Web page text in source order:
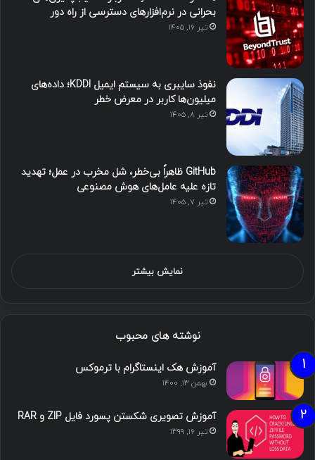
بحرانی در نرم‌افزارهای دسترسی از راه دور
تیر ۱۶, ۱۴۰۵
نفوذ سایبری به سیستم ایمیل KDDI؛ داده‌های
میلیون‌ها کاربر در معرض خطر
تیر ۸, ۱۴۰۵
GitHub ظاهراً بی‌خطر، شل مخرب در عمل؛ تهدید
تازه علیه عامل‌های هوش مصنوعی
تیر ۷, ۱۴۰۵
نمایش بیشتر
نوشته های محبوب
آموزش هک اینستاگرام با ترموکس
بهمن ۱۳, ۱۴۰۰
آموزش تصویری شکستن پسورد فایل ZIP و RAR
تیر ۱۶, ۱۳۹۹